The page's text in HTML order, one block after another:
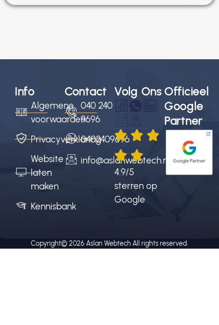
Info
Algemene
voorwaarden
Privacyverklaring
Website
laten
maken
Kennisbank
Contact
040 240
9696
0402409696
info@aslanwebtech.nl
Volg Ons
4.9/5
sterren op
Google
Officieel
Google
Partner
Copyright© 2026 Aslan Webtech All rights reserved.